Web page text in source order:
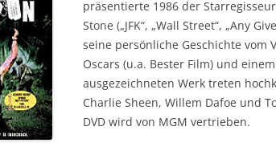
DVD (CODE 1)
CINEMA
GAMES
HD-DVD
präsentierte 1986 der
Stone („JFK“, „Wall Street“, „Any
seine persönliche Geschichte vom
Oscars (u.a. Bester Film) und
ausgezeichneten Werk treten
Charlie Sheen, Willem Dafoe und
DVD wird von MGM vertrieben.